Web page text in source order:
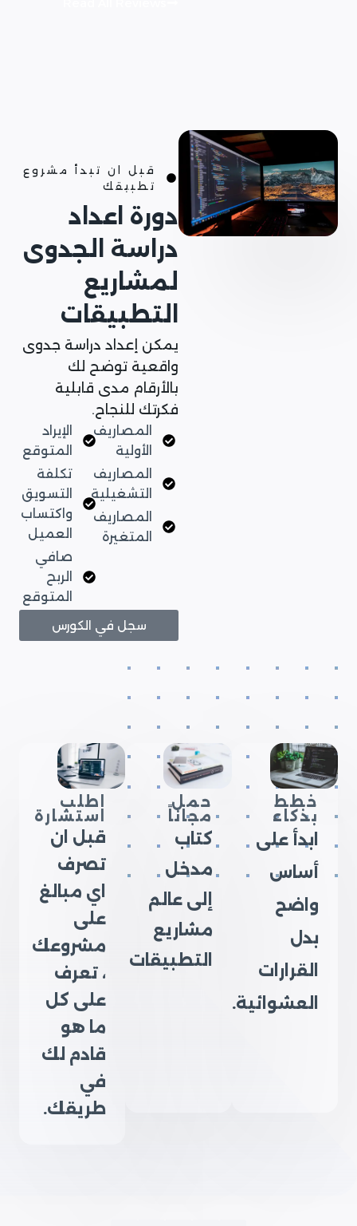
قبل ان تبدأ مشروع
تطبيقك
دورة اعداد
دراسة الجدوى
لمشاريع
التطبيقات
يمكن إعداد دراسة جدوى
واقعية توضح لك
بالأرقام مدى قابلية
فكرتك للنجاح.
المصاريف
الأولية
المصاريف
التشغيلية
المصاريف
المتغيرة
الإيراد
المتوقع
تكلفة
التسويق
واكتساب
العميل
صافي
الربح
المتوقع
سجل في الكورس
خطط
بذكاء
ابدأ على
أساس
واضح
بدل
القرارات
العشوائية.
حمل
مجاناً
كتاب
مدخل
إلى عالم
مشاريع
التطبيقات
اطلب
استشارة
قبل ان
تصرف
اي مبالغ
على
مشروعك
، تعرف
على كل
ما هو
قادم لك
في
طريقك.